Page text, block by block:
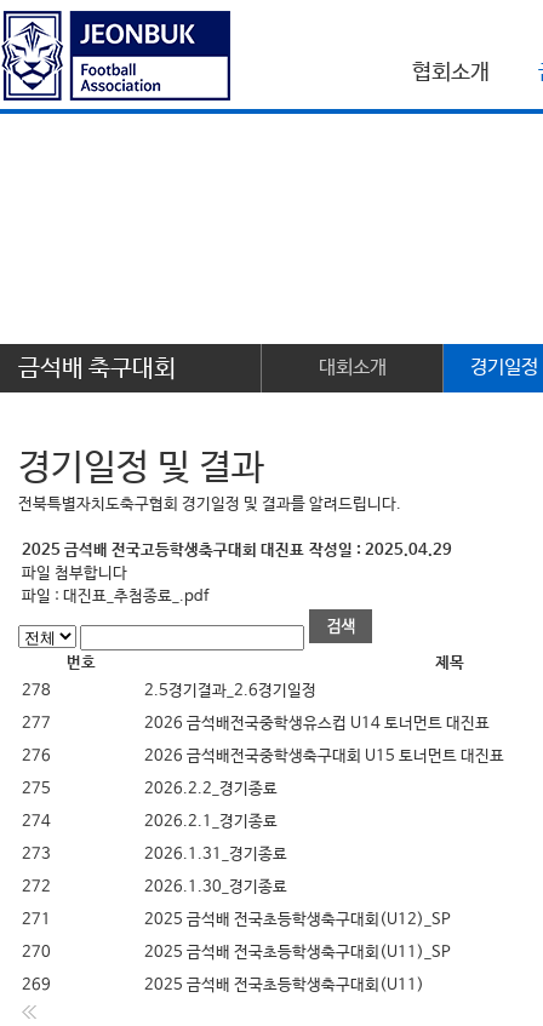
협회소개
금석배 축구대회 대회소개 경기일
경기일정 및 결과
전북특별자치도축구협회 경기일정 및 결과를 알려드립니다.
2025 금석배 전국고등학생축구대회 대진표 작성일 : 2025.04.29
파일 첨부합니다
파일 : 대진표_추첨종료_.pdf
번호
제목
278
2.5경기결과_2.6경기일정
277
2026 금석배전국중학생유스컵 U14 토너먼트 대진표
276
2026 금석배전국중학생축구대회 U15 토너먼트 대진표
275
2026.2.2_경기종료
274
2026.2.1_경기종료
273
2026.1.31_경기종료
272
2026.1.30_경기종료
271
2025 금석배 전국초등학생축구대회(U12)_SP
270
2025 금석배 전국초등학생축구대회(U11)_SP
269
2025 금석배 전국초등학생축구대회(U11)